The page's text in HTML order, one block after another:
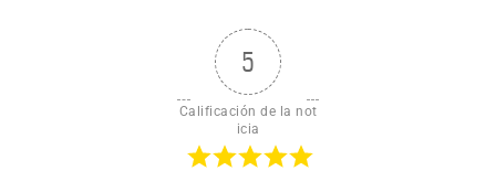
5
Calificación de la not
icia